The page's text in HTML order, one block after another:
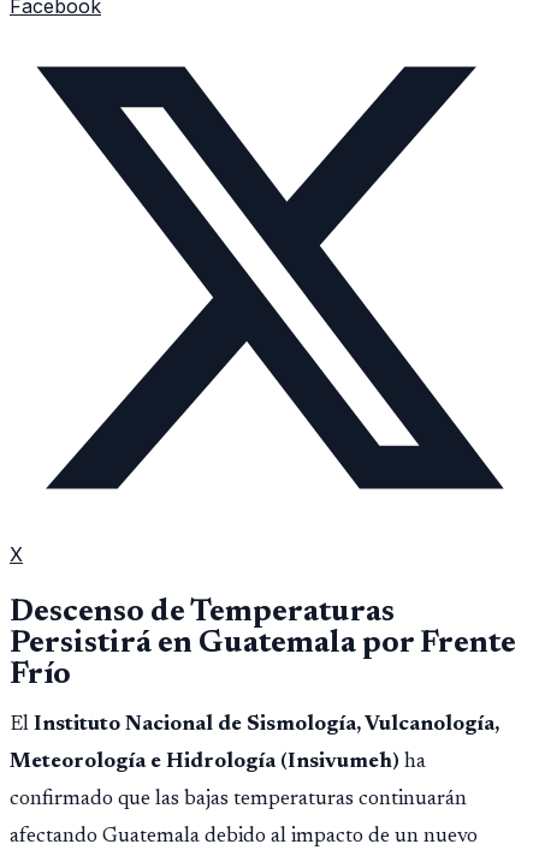
Facebook
X
Descenso de Temperaturas
Persistirá en Guatemala por Frente
Frío
El Instituto Nacional de Sismología, Vulcanología,
Meteorología e Hidrología (Insivumeh) ha
confirmado que las bajas temperaturas continuarán
afectando Guatemala debido al impacto de un nuevo